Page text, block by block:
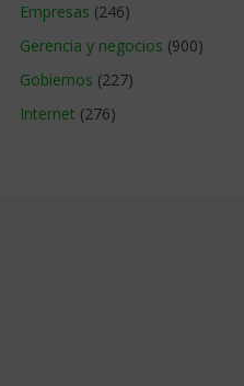
Empresas (246)
Gerencia y negocios (900)
Gobiernos (227)
Internet (276)